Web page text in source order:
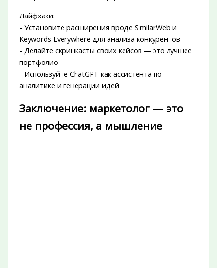
Лайфхаки:
- Установите расширения вроде SimilarWeb и
Keywords Everywhere для анализа конкурентов
- Делайте скринкасты своих кейсов — это лучшее
портфолио
- Используйте ChatGPT как ассистента по
аналитике и генерации идей
Заключение: маркетолог — это
не профессия, а мышление